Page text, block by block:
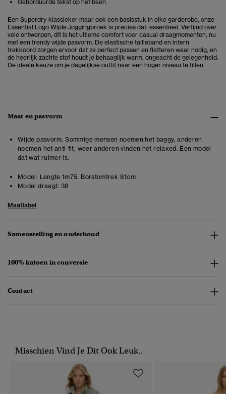
Geborduurde tekst op het been
Een Superdry-klassieker maar ook een basisstuk in elke garderobe, onze
Essential Logo Wijde Joggingbroek is precies dat: essentieel. Verfijnd over
vele ontwerpen, dit is het ultieme comfort voor casual draagmomenten, nu
met een trendy wijde pasvorm. De elastische tailleband en intern
trekkoord zorgen ervoor dat ze perfect passen en flatteren waar nodig, en
de heerlijk zachte stof houdt je behaaglijk warm, ongeacht de gelegenheid.
De ideale keuze om je dagelijkse outfit naar een hoger niveau te tillen.
Maat en pasvorm
Wijde pasvorm. Sommige mensen noemen het baggy, anderen
noemen het anti-fit, weer anderen vinden het relaxed. Een model
dat wat ruimer is.
Model: Lengte 1m75. Borstomtrek 81cm
Model draagt: 38
Maattabel
Samenstelling en onderhoud
100% katoen in conversie
Contact
Misschien Vind Je Dit Ook Leuk..